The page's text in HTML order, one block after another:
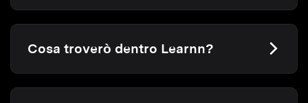
Cosa troverò dentro Learnn?